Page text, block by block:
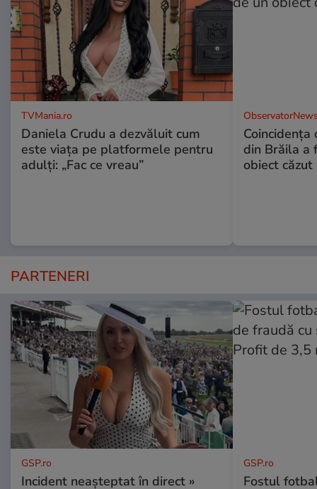
TVMania.ro
Daniela Crudu a dezvăluit cum
este viața pe platformele pentru
adulți: „Fac ce vreau”
Coincidența
din Brăila a
obiect căzut
PARTENERI
GSP.ro
Incident neașteptat în direct »
GSP.ro
Fostul